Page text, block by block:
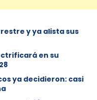
y ya alista sus
en su
ya decidieron: casi